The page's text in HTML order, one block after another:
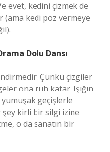
evet, kedini çizmek de
(ama kedi poz vermeye
Dolu Dansı
Çünkü çizgiler
ona ruh katar. Işığın
geçişlerle
kirli bir silgi izine
o da sanatın bir